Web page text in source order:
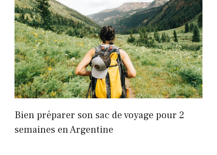
Bien préparer son sac de voyage pour 2
semaines en Argentine